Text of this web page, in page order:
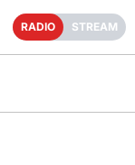
RADIO STREAM